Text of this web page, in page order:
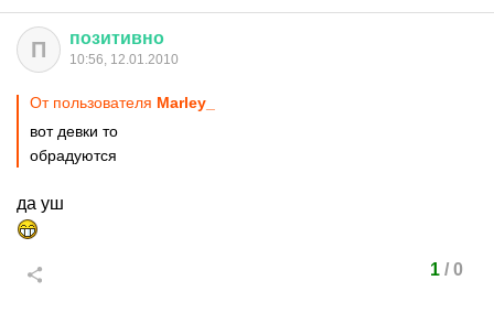
П позитивно
10:56, 12.01.2010
От пользователя Marley_
вот девки то
обрадуются
да уш
1/ 0